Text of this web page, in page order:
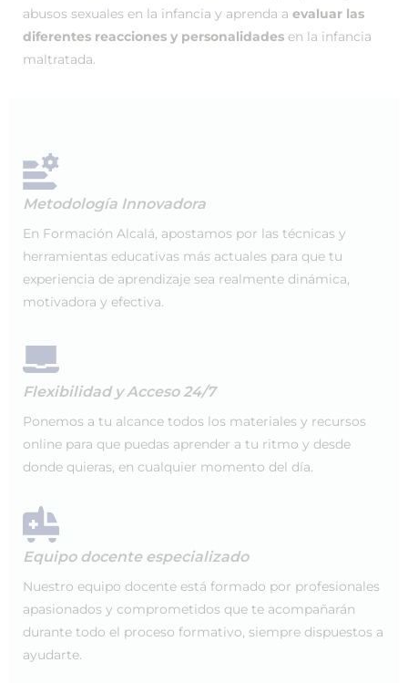
abusos sexuales en la infancia y aprenda a evaluar las
diferentes reacciones y personalidades en la infancia
maltratada.
Metodología Innovadora
En Formación Alcalá, apostamos por las técnicas y
herramientas educativas más actuales para que tu
experiencia de aprendizaje sea realmente dinámica,
motivadora y efectiva.
Flexibilidad y Acceso 24/7
Ponemos a tu alcance todos los materiales y recursos
online para que puedas aprender a tu ritmo y desde
donde quieras, en cualquier momento del día.
Equipo docente especializado
Nuestro equipo docente está formado por profesionales
apasionados y comprometidos que te acompañarán
durante todo el proceso formativo, siempre dispuestos a
ayudarte.